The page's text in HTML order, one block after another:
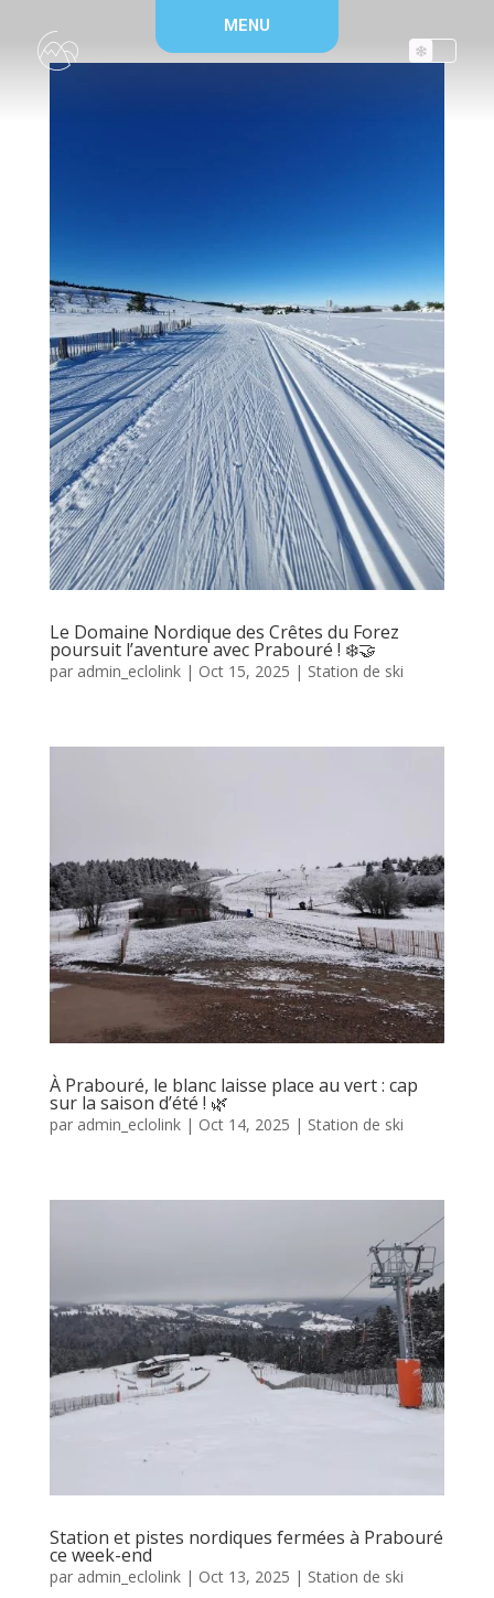
MENU
Le Domaine Nordique des Crêtes du Forez
poursuit l’aventure avec Prabouré ! ❄️🤝
par admin_eclolink| Oct 15, 2025 | Station de ski
À Prabouré, le blanc laisse place au vert : cap
sur la saison d’été ! 🌿
par admin_eclolink| Oct 14, 2025 | Station de ski
Station et pistes nordiques fermées à Prabouré
ce week-end
par admin_eclolink| Oct 13, 2025 | Station de ski